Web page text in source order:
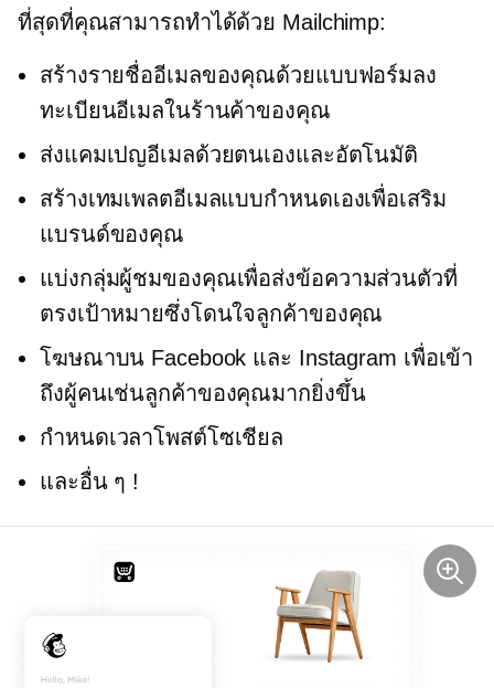
ที่สุดที่คุณสามารถทำได้ด้วย Mailchimp:
สร้างรายชื่ออีเมลของคุณด้วยแบบฟอร์มลง
ทะเบียนอีเมลในร้านค้าของคุณ
ส่งแคมเปญอีเมลด้วยตนเองและอัตโนมัติ
สร้างเทมเพลตอีเมลแบบกำหนดเองเพื่อเสริม
แบรนด์ของคุณ
แบ่งกลุ่มผู้ชมของคุณเพื่อส่งข้อความส่วนตัวที่
ตรงเป้าหมายซึ่งโดนใจลูกค้าของคุณ
โฆษณาบน Facebook และ Instagram เพื่อเข้า
ถึงผู้คนเช่นลูกค้าของคุณมากยิ่งขึ้น
กำหนดเวลาโพสต์โซเชียล
และอื่น ๆ !